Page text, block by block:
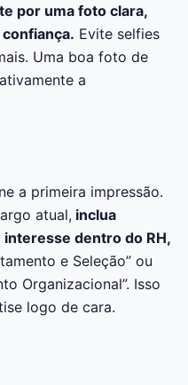
por uma foto clara,
Evite selfies
Uma boa foto de
a
a primeira impressão.
atual, inclua
dentro do RH,
e Seleção” ou
Organizacional”. Isso
logo de cara.